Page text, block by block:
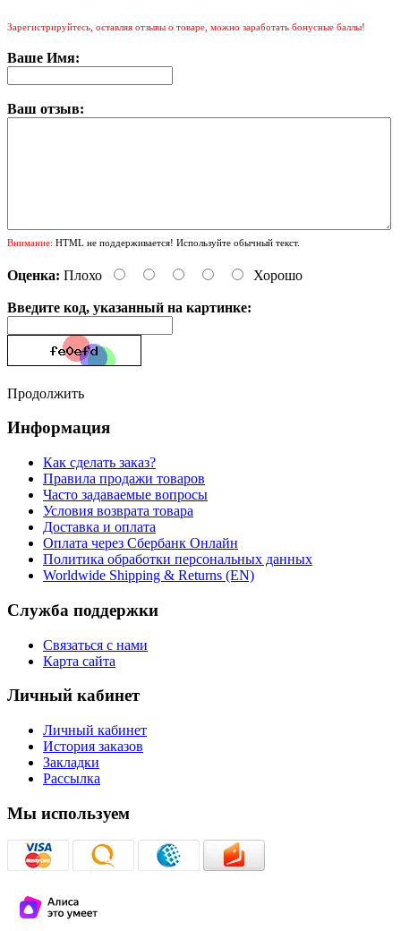
Зарегистрируйтесь, оставляя отзывы о товаре, можно заработать бонусные баллы!
Ваше Имя:
Ваш отзыв:
Внимание: HTML не поддерживается! Используйте обычный текст.
Оценка: Плохо Хорошо
Введите код, указанный на картинке:
Продолжить
Информация
Как сделать заказ?
Правила продажи товаров
Часто задаваемые вопросы
Условия возврата товара
Доставка и оплата
Оплата через Сбербанк Онлайн
Политика обработки персональных данных
Worldwide Shipping & Returns (EN)
Служба поддержки
Связаться с нами
Карта сайта
Личный кабинет
Личный кабинет
История заказов
Закладки
Рассылка
Мы используем